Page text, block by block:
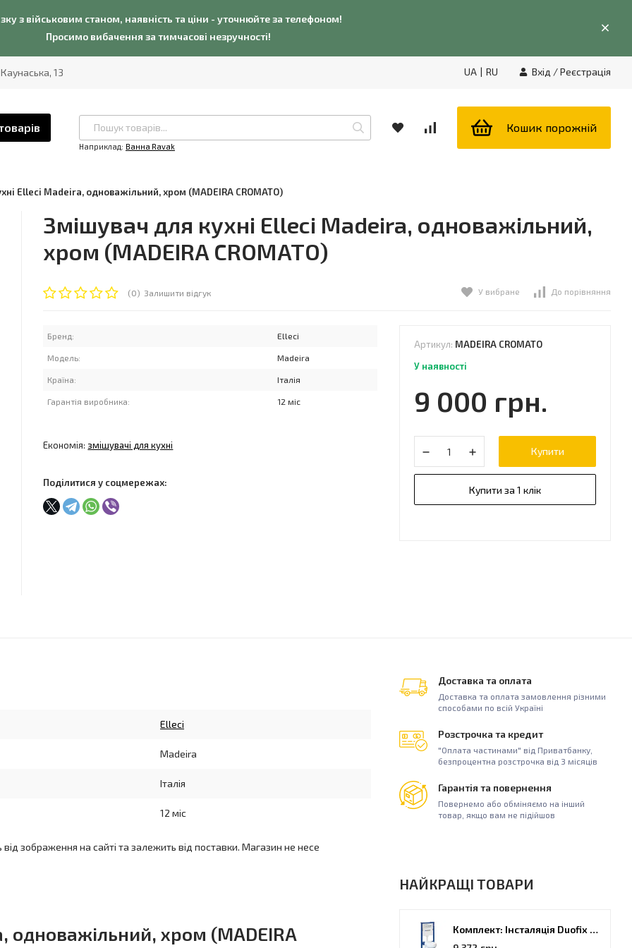
з військовим станом, наявність та ціни - уточнюйте за телефоном!
Просимо вибачення за тимчасові незручності!
13 UA | RU Вхід /Реєстрація
Наприклад: Ванна Ravak
Кошик порожній
Elleci Madeira, одноважільний, хром (MADEIRA CROMATO)
Змішувач для кухні Elleci Madeira, одноважільний,
хром (MADEIRA CROMATO)
(0) Залишити відгук У вибране До порівняння
Бренд: Elleci
Модель: Madeira
Країна: Італія
Гарантія виробника: 12 міс
Економія: змішувачі для кухні
Поділитися у соцмережах:
Артикул: MADEIRA CROMATO
У наявності
9 000 грн.
Купити
Купити за 1 клік
Доставка та оплата
Доставка та оплата замовлення різними
способами по всій Україні
Розстрочка та кредит
"Оплата частинами" від Приватбанку,
безпроцентна розстрочка від 3 місяців
Гарантія та повернення
Повернемо або обміняємо на інший
товар, якщо вам не підійшов
НАЙКРАЩІ ТОВАРИ
Комплект: Інсталяція Duofix PRO 20 + унітаз Kolo Idol (118.315.21.2)
Elleci
Madeira
Італія
12 міс
зображення на сайті та залежить від поставки. Магазин не несе
одноважільний, хром (MADEIRA